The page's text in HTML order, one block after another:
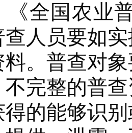
《全国农业
查人员要如
料。普查对
不完整的普
得的能够识